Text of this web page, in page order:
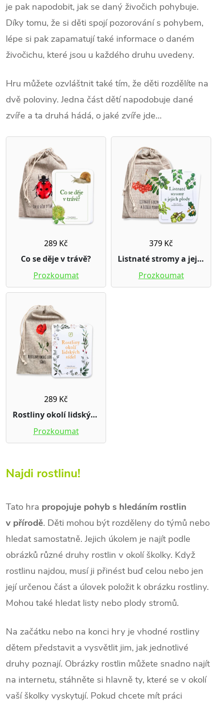
je pak napodobit, jak se daný živočich pohybuje.
Díky tomu, že si děti spojí pozorování s pohybem,
lépe si pak zapamatují také informace o daném
živočichu, které jsou u každého druhu uvedeny.
Hru můžete ozvláštnit také tím, že děti rozdělíte na
dvě poloviny. Jedna část dětí napodobuje dané
zvíře a ta druhá hádá, o jaké zvíře jde…
Najdi rostlinu!
Tato hra propojuje pohyb s hledáním rostlin
v přírodě. Děti mohou být rozděleny do týmů nebo
hledat samostatně. Jejich úkolem je najít podle
obrázků různé druhy rostlin v okolí školky. Když
rostlinu najdou, musí ji přinést buď celou nebo jen
její určenou část a úlovek položit k obrázku rostliny.
Mohou také hledat listy nebo plody stromů.
Na začátku nebo na konci hry je vhodné rostliny
dětem představit a vysvětlit jim, jak jednotlivé
druhy poznají. Obrázky rostlin můžete snadno najít
na internetu, stáhněte si hlavně ty, které se v okolí
vaší školky vyskytují. Pokud chcete mít práci